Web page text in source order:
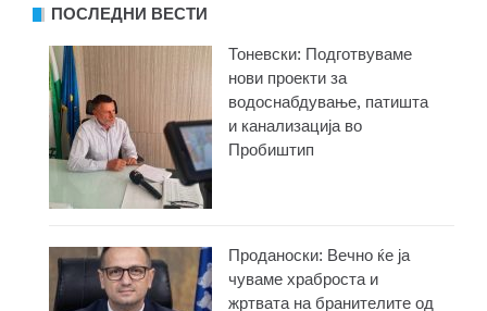
ПОСЛЕДНИ ВЕСТИ
Тоневски: Подготвуваме
нови проекти за
водоснабдување, патишта
и канализација во
Пробиштип
Проданоски: Вечно ќе ја
чуваме храброста и
жртвата на бранителите од